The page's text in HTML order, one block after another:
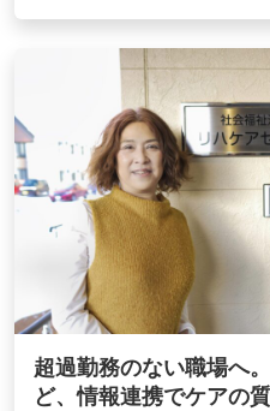
超過勤務のない職場へ
ど、情報連携でケアの